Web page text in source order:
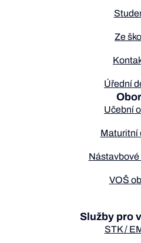
Ze
Úřední
Učební
Maturitní
VOŠ
Služby pro
STK /